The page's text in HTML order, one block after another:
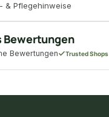
& Pflegehinweise
Bewertungen
Bewertungen Trusted Shops